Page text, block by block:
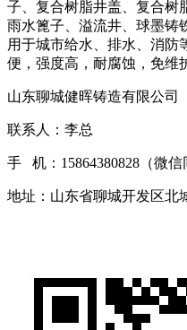
子、复合树脂井盖、复合树
雨水篦子、溢流井、球墨铸
用于城市给水、排水、消防
便，强度高，耐腐蚀，免维
山东聊城健晖铸造有限公司
联系人：李总
手 机：15864380828（微信
地址：山东省聊城开发区北